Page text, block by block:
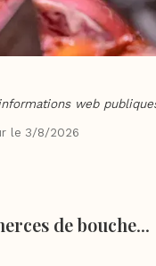
web
le 3/8/2026
de bouche...